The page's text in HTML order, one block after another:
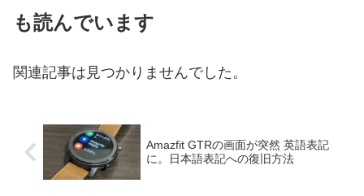
も読んでいます
関連記事は見つかりませんでした。
Amazfit GTRの画面が突然 英語表記
に。日本語表記への復旧方法